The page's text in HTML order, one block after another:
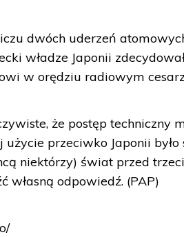
dwóch uderzeń
władze Japonii
w orędziu radiowym
że postęp
użycie przeciwko Japonii
niektórzy) świat przed
własną odpowiedź. (PAP)